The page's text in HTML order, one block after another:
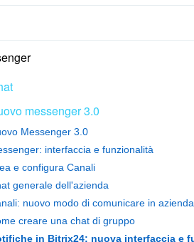
messenger 3.0
Messenger 3.0
interfaccia e funzionalità
e configura Canali
generale dell'azienda
nuovo modo di comunicare in azienda
creare una chat di gruppo